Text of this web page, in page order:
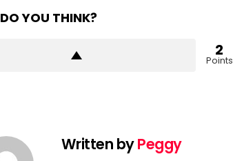
YOU THINK?
2
Points
Written byPeggy